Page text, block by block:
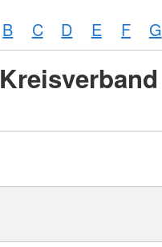
B C D E F G
Kreisverband